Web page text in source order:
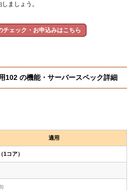
ましょう。
チェック・お申込みはこちら
102 の機能・サーバースペック詳細
適用
1コア）